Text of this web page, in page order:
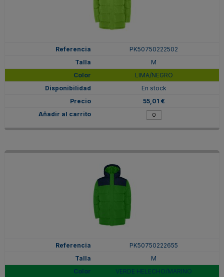
PK50750222502
M
LIMA/NEGRO
En stock
55,01 €
PK50750222655
M
VERDE HELECHO/MARINO